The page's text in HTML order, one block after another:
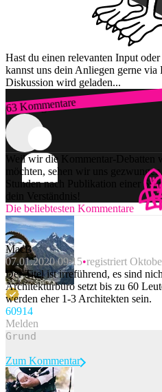
Hast du einen relevanten Input
kannst uns dein Anliegen gerne via
Diskussion wird geladen...
63 Kommentare
Zum Login
Weil wir die Kommentar-Debatten
möchten, sehen wir uns
Stunden nach Publikation einer
dein Verständnis!
Die beliebtesten Kommentare
MacB
07.01.2020 09:15 registriert
Der Titel ist irreführend, es sind
Architekturbüro setzt bis zu 60
werden eher 1-3 Architekten sein.
60914
Melden
Zum Kommentar